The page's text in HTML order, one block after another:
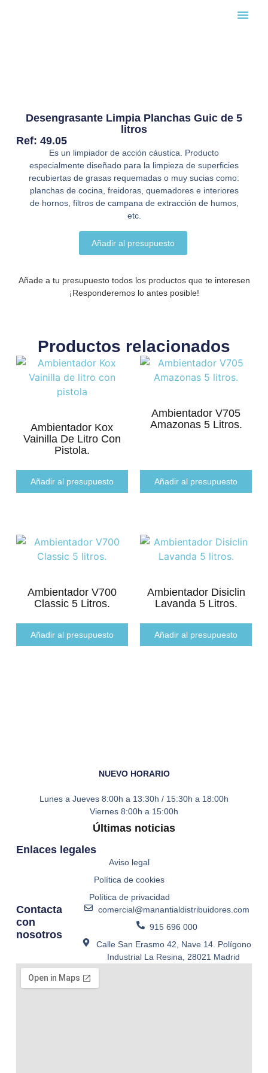
Desengrasante Limpia Planchas Guic de 5
litros
Ref: 49.05
Es un limpiador de acción cáustica. Producto
especialmente diseñado para la limpieza de superficies
recubiertas de grasas requemadas o muy sucias como:
planchas de cocina, freidoras, quemadores e interiores
de hornos, filtros de campana de extracción de humos,
etc.
Añadir al presupuesto
Añade a tu presupuesto todos los productos que te interesen
¡Responderemos lo antes posible!
Productos relacionados
Ambientador Kox
Vainilla De Litro Con
Pistola.
Añadir al presupuesto
Ambientador V705
Amazonas 5 Litros.
Añadir al presupuesto
Ambientador V700
Classic 5 Litros.
Añadir al presupuesto
Ambientador Disiclin
Lavanda 5 Litros.
Añadir al presupuesto
NUEVO HORARIO
Lunes a Jueves 8:00h a 13:30h / 15:30h a 18:00h
Viernes 8:00h a 15:00h
Últimas noticias
Enlaces legales
Aviso legal
Política de cookies
Política de privacidad
Contacta
con
nosotros
comercial@manantialdistribuidores.com
915 696 000
Calle San Erasmo 42, Nave 14. Polígono
Industrial La Resina, 28021 Madrid